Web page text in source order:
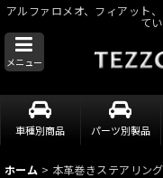
アルファロメオ、フィアット
て
メニュー
車種別商品 パーツ別製品
ホーム > 本革巻きステアリン